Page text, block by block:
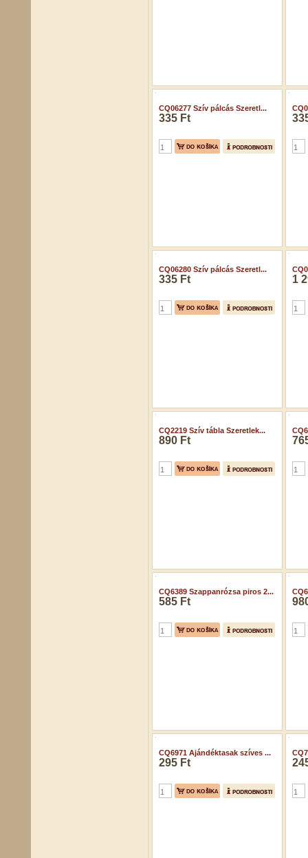
CQ06277 Szív pálcás Szeretl...
335 Ft
CQ06280 Szív pálcás Szeretl...
335 Ft 1
CQ2219 Szív tábla Szeretlek...
890 Ft
CQ6389 Szappanrózsa piros 2...
585 Ft
CQ6971 Ajándéktasak szíves ...
295 Ft